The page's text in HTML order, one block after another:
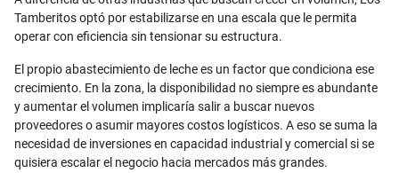
Tamberitos optó por estabilizarse en una escala que le permita
operar con eficiencia sin tensionar su estructura.
El propio abastecimiento de leche es un factor que condiciona ese
crecimiento. En la zona, la disponibilidad no siempre es abundante
y aumentar el volumen implicaría salir a buscar nuevos
proveedores o asumir mayores costos logísticos. A eso se suma la
necesidad de inversiones en capacidad industrial y comercial si se
quisiera escalar el negocio hacia mercados más grandes.